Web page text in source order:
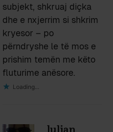
subjekt, shkruaj diçka
dhe e nxjerrim si shkrim
kryesor – po
përndryshe le të mos e
prishim temën me këto
fluturime anësore.
Loading...